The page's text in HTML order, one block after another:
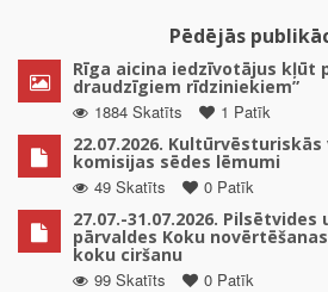
Pēdējās
Rīga aicina iedzīvotājus kļūt
draudzīgiem rīdziniekiem”
1884 Skatīts
1 Patīk
22.07.2026.
komisijas sēdes lēmumi
49 Skatīts
0 Patīk
27.07.-31.07.2026.
pārvaldes Koku
koku ciršanu
99 Skatīts
0 Patīk